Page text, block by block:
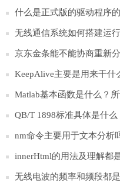
什么是正式版的驱动程序
无线通信系统如何搭建运
么？
京东金条能不能协商重新
KeepAlive主要是用来干什
桥梁吗？
Matlab基本函数是什么？
QB/T 1898标准具体是什
么？
nm命令主要用于文本分析
要特点？
innerHtml的用法及理解都
无线电波的频率和频段都